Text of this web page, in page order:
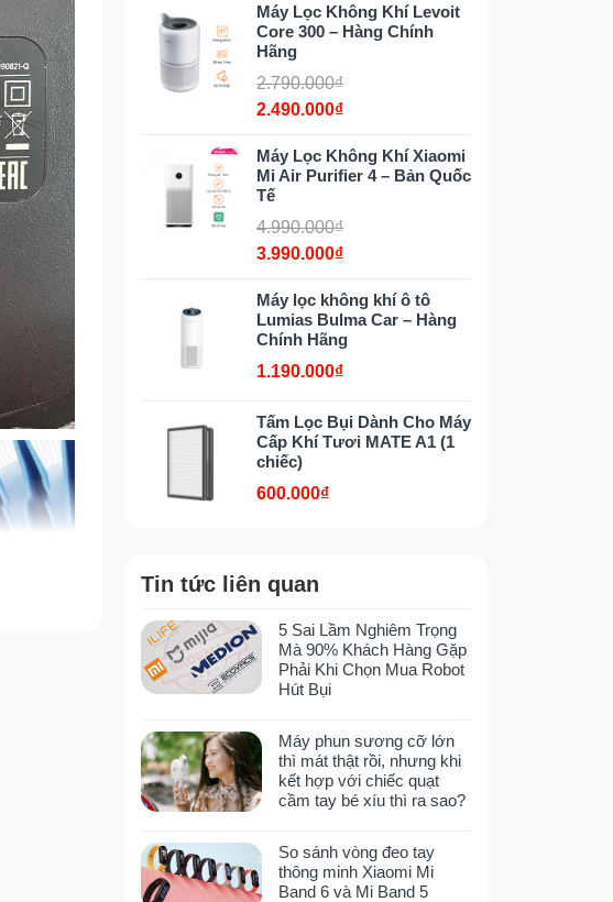
Máy Lọc Không Khí Levoit
Core 300 – Hàng Chính
Hãng
2.790.000₫
2.490.000₫
Máy Lọc Không Khí Xiaomi
Mi Air Purifier 4 – Bản Quốc
Tế
4.990.000₫
3.990.000₫
Máy lọc không khí ô tô
Lumias Bulma Car – Hàng
Chính Hãng
1.190.000₫
Tấm Lọc Bụi Dành Cho Máy
Cấp Khí Tươi MATE A1 (1
chiếc)
600.000₫
Tin tức liên quan
5 Sai Lầm Nghiêm Trọng
Mà 90% Khách Hàng Gặp
Phải Khi Chọn Mua Robot
Hút Bụi
Máy phun sương cỡ lớn
thì mát thật rồi, nhưng khi
kết hợp với chiếc quạt
cầm tay bé xíu thì ra sao?
So sánh vòng đeo tay
thông minh Xiaomi Mi
Band 6 và Mi Band 5